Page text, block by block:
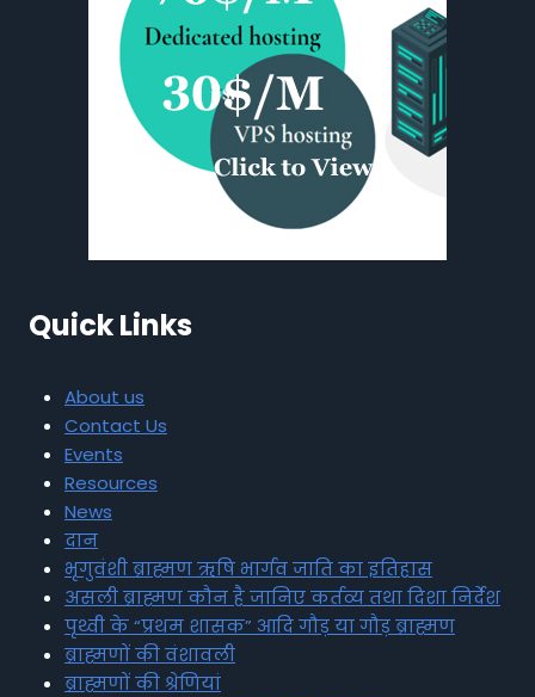
Quick Links
About us
Contact Us
Events
Resources
News
दान
भृगुवंशी ब्राह्मण ऋषि भार्गव जाति का इतिहास
असली ब्राह्मण कौन है जानिए कर्तव्य तथा दिशा निर्देश
पृथ्वी के “प्रथम शासक” आदि गौड़ या गौड़ ब्राह्मण
ब्राह्मणों की वंशावली
ब्राह्मणों की श्रेणियां